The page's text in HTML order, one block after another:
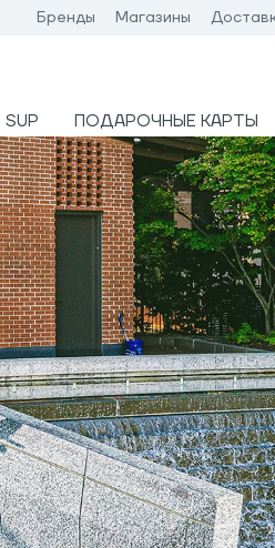
Бренды Магазины
SUP ПОДАРОЧНЫЕ КАРТЫ